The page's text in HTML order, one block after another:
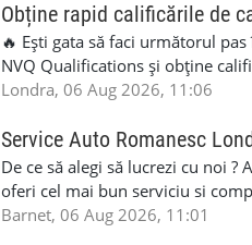
împrumut în România) ♦ 𝐭𝐫𝐚𝐝𝐮𝐜𝐞𝐫𝐢
judiciar din România ♦Certificat
Identificari (ex.ID1) Legal, fără
sâmbăta 🕒 Program: • Luni -
Telefon/WhatsApp: 0792 831
#declaratiidecalatorie
Obține rapid calificările de
🔥 Ești gata să faci următorul
NVQ Qualifications și obține
Calificări recunoscute în UK ✅
competențele 👷 Indiferent dacă
oficială, noi te ajutăm să alegi
complicații. 💥 Suport real de la
noi oportunități de muncă și de
Londra, 06 Aug 2026, 11:06
Service Auto Romanesc
De ce să alegi să lucrezi cu noi
oferi cel mai bun serviciu si
alegerea ideală: Personal
Barnet, 06 Aug 2026, 11:01